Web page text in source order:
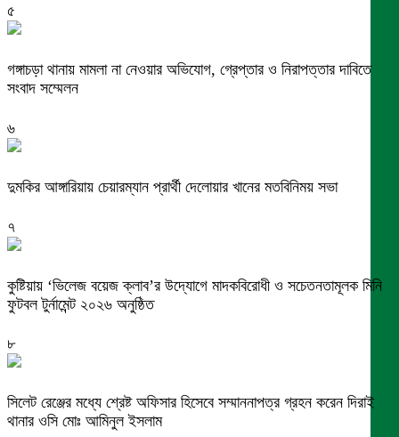
৫
গঙ্গাচড়া থানায় মামলা না নেওয়ার অভিযোগ, গ্রেপ্তার ও নিরাপত্তার দাবিতে
সংবাদ সম্মেলন
৬
দুমকির আঙ্গারিয়ায় চেয়ারম্যান প্রার্থী দেলোয়ার খানের মতবিনিময় সভা
৭
কুষ্টিয়ায় ‘ভিলেজ বয়েজ ক্লাব’র উদ্যোগে মাদকবিরোধী ও সচেতনতামূলক মিনি
ফুটবল টুর্নামেন্ট ২০২৬ অনুষ্ঠিত
৮
সিলেট রেঞ্জের মধ্যে শ্রেষ্ট অফিসার হিসেবে সম্মাননাপত্র গ্রহন করেন দিরাই
থানার ওসি মোঃ আমিনুল ইসলাম